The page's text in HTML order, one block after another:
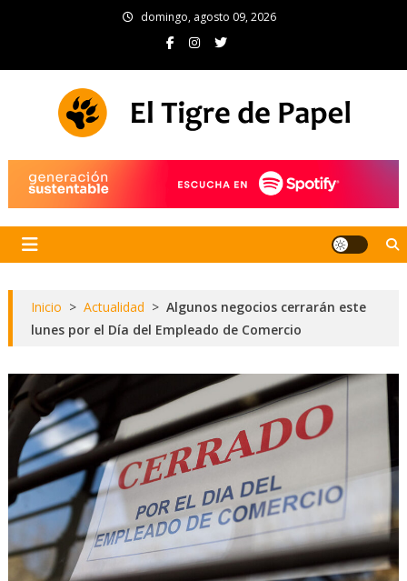
domingo, agosto 09, 2026
Inicio > Actualidad > Algunos negocios cerrarán este
lunes por el Día del Empleado de Comercio